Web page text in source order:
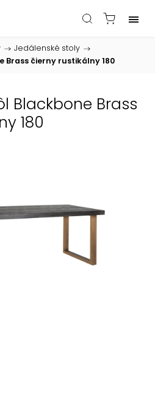
/ Jedálenské stoly /
Brass čierny rustikálny 180
Blackbone Brass
180